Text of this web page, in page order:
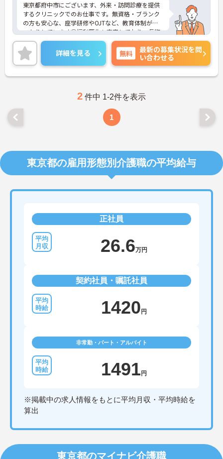
東京都府中市にございます、外来・訪問診療を提供
するクリニックでのお仕事です。無資格・ブランク
の方も安心な、座学研修やOJTなど、教育体制がし
っかりしています◎福利厚生も充実しており、長期
的に働ける環境が整っています◎ご興味ある方に
は、面接対策ポイントなど、さらに詳細をお話しい
たしますのでお気軽にご相談ください！
詳細を見る 無料
最新の募集状況を問
い合わせる
2 件中 1-2件を表示
1
東京都の雇用形態別介護職の平均給与
正社員
26.6万円
契約社員・嘱託社員
1420 円
非常勤・パート・アルバイト
1491 円
※掲載中の求人情報をもとに平均月収・平均時給を
算出
東京都のマイナビ介護職